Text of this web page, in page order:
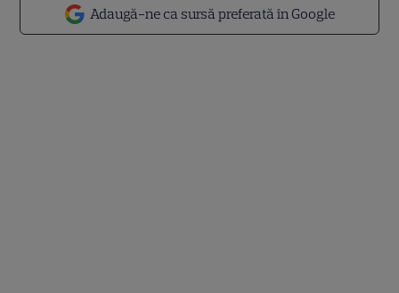
Adaugă-ne ca sursă preferată în Google